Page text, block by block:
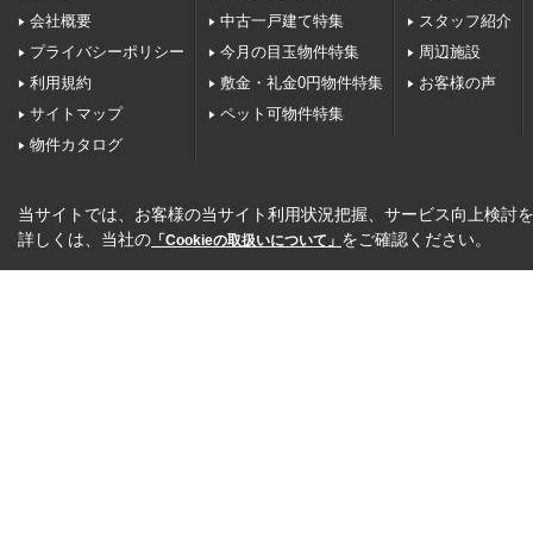
会社概要
プライバシーポリシー
利用規約
サイトマップ
物件カタログ
中古一戸建て特集
今月の目玉物件特集
敷金・礼金0円物件特集
ペット可物件特集
スタッフ紹介
周辺施設
お客様の声
当サイトでは、お客様の当サイト利用状況把握、サービス向上検討
詳しくは、当社の 「Cookieの取扱いについて」 をご確認ください。